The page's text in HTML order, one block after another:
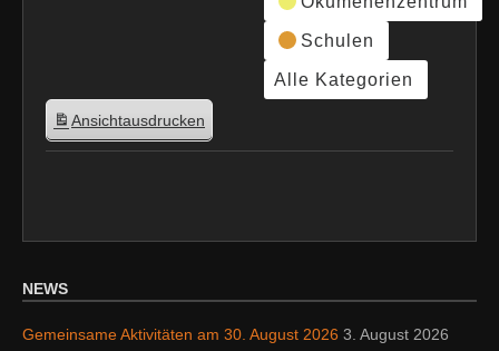
Schulen
Alle Kategorien
Ansichtausdrucken
NEWS
Gemeinsame Aktivitäten am 30. August 2026 3. August 2026